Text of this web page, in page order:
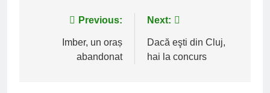
NavigarePrevious:
Imber, un oraș
abandonat
Next:
Dacă eşti din Cluj,
hai la concurs